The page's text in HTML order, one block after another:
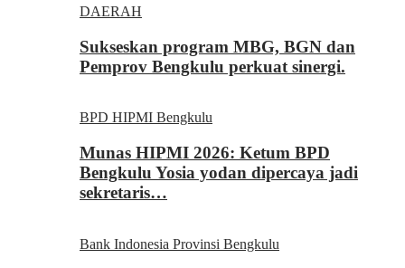
DAERAH
Sukseskan program MBG, BGN dan
Pemprov Bengkulu perkuat sinergi.
BPD HIPMI Bengkulu
Munas HIPMI 2026: Ketum BPD
Bengkulu Yosia yodan dipercaya jadi
sekretaris…
Bank Indonesia Provinsi Bengkulu